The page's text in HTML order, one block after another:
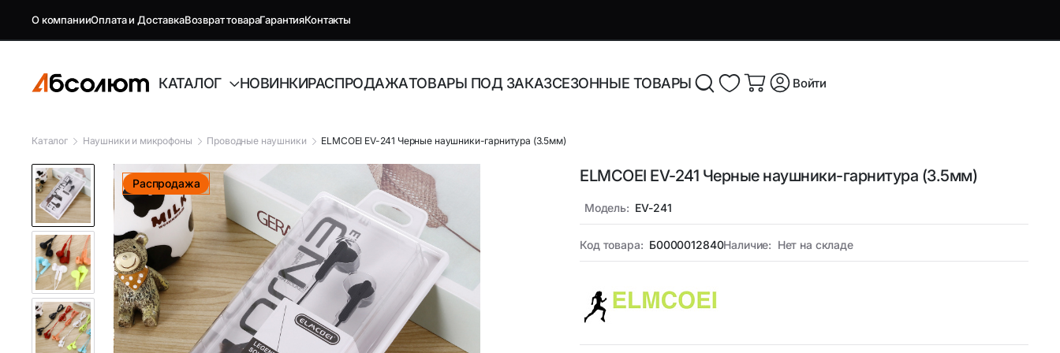
О компанииОплата и ДоставкаВозврат товараГарантияКонтакты
КАТАЛОГ
GSM репитеры, антенны и
комплектующие
Антенны GSM
Комплектующие GSM
Антенны и усилители для ТВ
Автоэлектроника и аксессуары
FM-модуляторы Bluetooth
Автовидеорегистраторы
Аудиотехника
Адаптеры, блоки питания и
зарядные устройства
Адаптеры питания
Инструменты и расходные
Аксессуары и устройства для
Аксессуары для смартфонов и
гаджетов
НОВИНКИРАСПРОДАЖАТОВАРЫ ПОД ЗАКАЗСЕЗОННЫЕ ТОВАРЫ Войти
Каталог Наушники и микрофоны Проводные наушники ELMCOEI EV-241 Черные наушники-гарнитура (3.5мм)
Распродажа ELMCOEI EV-241 Черные наушники-гарнитура (3.5мм)
Модель: EV-241
Код товара: Б0000012840Наличие: Нет на складе